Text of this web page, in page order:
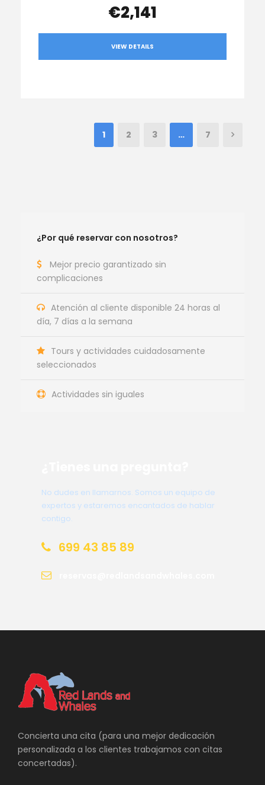
€2,141
VIEW DETAILS
1 2 3 … 7
¿Por qué reservar con nosotros?
Mejor precio garantizado sin
complicaciones
Atención al cliente disponible 24 horas al
día, 7 días a la semana
Tours y actividades cuidadosamente
seleccionados
Actividades sin iguales
No dudes en llamarnos. Somos un equipo de
expertos y estaremos encantados de hablar
contigo.
699 43 85 89
Concierta una cita (para una mejor dedicación
personalizada a los clientes trabajamos con citas
concertadas).